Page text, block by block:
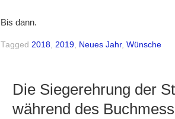
Bis dann.
Tagged 2018 2019 Neues Jahr, Wünsche
Die Siegerehrung der
während des